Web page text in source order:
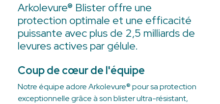
Arkolevure® Blister offre une
protection optimale et une efficacité
puissante avec plus de 2,5 milliards de
levures actives par gélule.
Coup de cœur de l'équipe
Notre équipe adore Arkolevure® pour sa protection
exceptionnelle grâce à son blister ultra-résistant,